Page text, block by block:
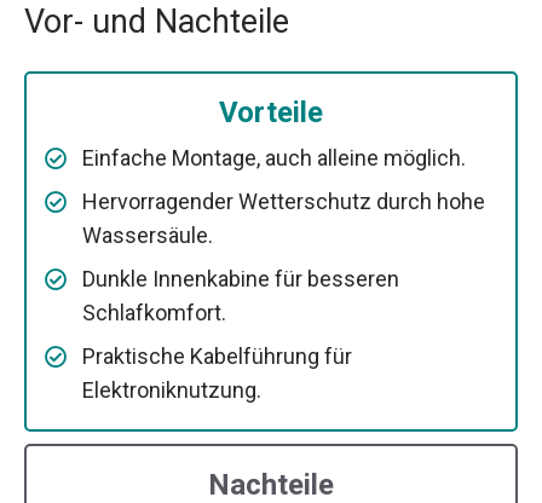
Vor- und Nachteile
Vorteile
Einfache Montage, auch alleine möglich.
Hervorragender Wetterschutz durch hohe
Wassersäule.
Dunkle Innenkabine für besseren
Schlafkomfort.
Praktische Kabelführung für
Elektroniknutzung.
Nachteile